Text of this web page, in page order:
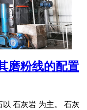
磨粉线的配置
石灰岩 为主。 石灰